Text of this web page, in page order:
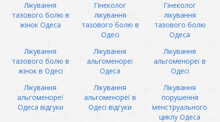
Лікування
тазового болю в
жінок Одеса
Гінеколог
лікування
тазового болю в
Одесі
Гінеколог
лікування
тазового болю
Одеса
Лікування
тазового болю в
жінок в Одесі
Лікування
альгоменореї
Одеса
Лікування
альгоменореї в
Одесі
Лікування
альгоменореї
Одеса відгуки
Лікування
альгоменореї в
Одесі відгуки
Лікування
порушення
менструального
циклу Одеса